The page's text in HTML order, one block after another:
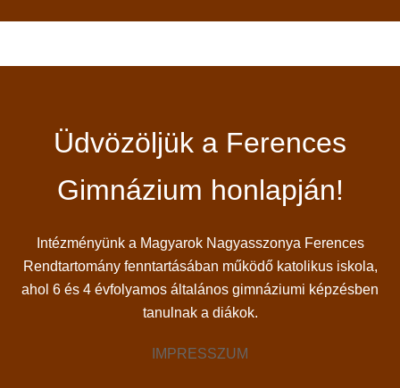
Üdvözöljük a Ferences
Gimnázium honlapján!
Intézményünk a Magyarok Nagyasszonya Ferences
Rendtartomány fenntartásában működő katolikus iskola,
ahol 6 és 4 évfolyamos általános gimnáziumi képzésben
tanulnak a diákok.
IMPRESSZUM